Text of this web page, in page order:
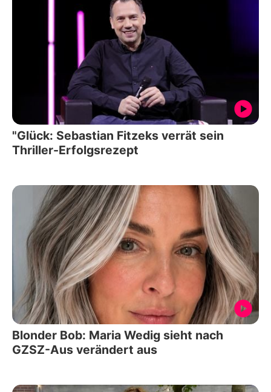
"Glück: Sebastian Fitzeks verrät sein
Thriller-Erfolgsrezept
Blonder Bob: Maria Wedig sieht nach
GZSZ-Aus verändert aus